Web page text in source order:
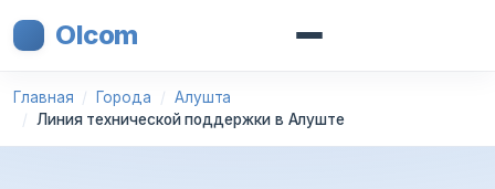
Olcom
Главная Города
Алушта
Линия технической поддержки в Алуште